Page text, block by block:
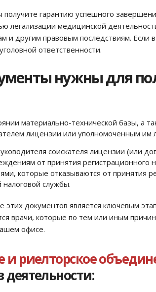
гарантию успешного
легализации медицинской
и другим правовым последствиям. Если
ответственности.
нужны для
материально-технической базы, а
лицензии или уполномоченным им
соискателя лицензии (или
от принятия регистрационного
которые отказываются от принятия
налоговой службы.
этих документов является ключевым
врачи, которые по тем или иным
офисе.
и риелторское
деятельности: